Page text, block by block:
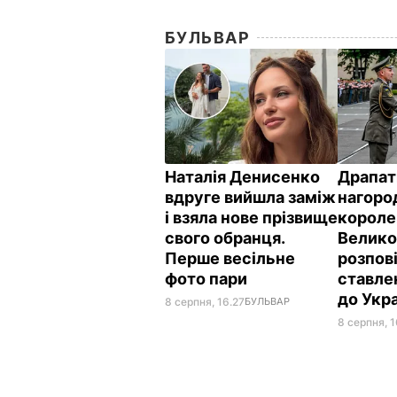
БУЛЬВАР
Наталія Денисенко
вдруге вийшла заміж
і взяла нове прізвище
свого обранця.
Перше весільне
фото пари
8 серпня, 16.27БУЛЬВАР
до
8 серпня,